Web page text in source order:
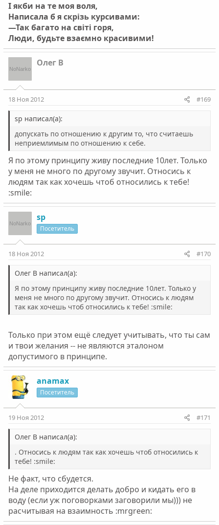
І якби на те моя воля,
Написала б я скрізь курсивами:
—Так багато на світі горя,
Люди, будьте взаємно красивими!
Олег В
18 Ноя 2012 #169
sp написал(а):
допускать по отношению к другим то, что считаешь
неприемлимым по отношению к себе.
Я по этому принципу живу последние 10лет. Только
у меня не много по другому звучит. Относись к
людям так как хочешь чтоб относились к тебе!
:smile:
sp
Посетитель
18 Ноя 2012 #170
Олег В написал(а):
Я по этому принципу живу последние 10лет. Только у
меня не много по другому звучит. Относись к людям
так как хочешь чтоб относились к тебе! :smile:
Только при этом ещё следует учитывать, что ты сам
и твои желания -- не являются эталоном
допустимого в принципе.
anamax
Посетитель
19 Ноя 2012 #171
Олег В написал(а):
. Относись к людям так как хочешь чтоб относились к
тебе! :smile:
Не факт, что сбудется.
На деле приходится делать добро и кидать его в
воду (если уж поговорками заговорили мы))) не
расчитывая на взаимность :mrgreen: